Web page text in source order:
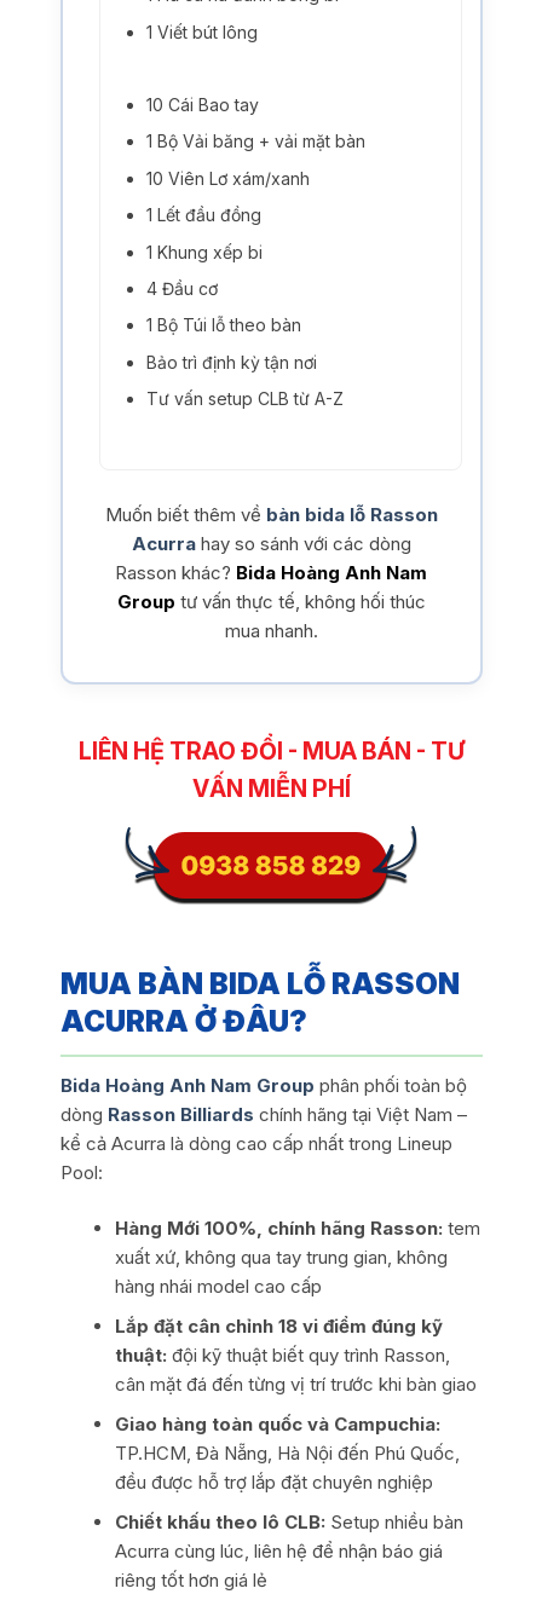
1 Viết bút lông
10 Cái Bao tay
1 Bộ Vải băng + vải mặt bàn
10 Viên Lơ xám/xanh
1 Lết đầu đồng
1 Khung xếp bi
4 Đầu cơ
1 Bộ Túi lỗ theo bàn
Bảo trì định kỳ tận nơi
Tư vấn setup CLB từ A-Z
Muốn biết thêm về bàn bida lỗ Rasson
Acurrahay so sánh với các dòng
Rasson khác? Bida Hoàng Anh Nam
Group tư vấn thực tế, không hối thúc
mua nhanh.
LIÊN HỆ TRAO ĐỔI - MUA BÁN - TƯ
VẤN MIỄN PHÍ
MUA BÀN BIDA LỖ RASSON
ACURRA Ở ĐÂU?
Bida Hoàng Anh Nam Group phân phối toàn bộ
dòng Rasson Billiards chính hãng tại Việt Nam –
kể cả Acurra là dòng cao cấp nhất trong Lineup
Pool:
Hàng Mới 100%, chính hãng Rasson: tem
xuất xứ, không qua tay trung gian, không
hàng nhái model cao cấp
Lắp đặt cân chỉnh 18 vi điểm đúng kỹ
thuật: đội kỹ thuật biết quy trình Rasson,
cân mặt đá đến từng vị trí trước khi bàn giao
Giao hàng toàn quốc và Campuchia:
TP.HCM, Đà Nẵng, Hà Nội đến Phú Quốc,
đều được hỗ trợ lắp đặt chuyên nghiệp
Chiết khấu theo lô CLB: Setup nhiều bàn
Acurra cùng lúc, liên hệ để nhận báo giá
riêng tốt hơn giá lẻ